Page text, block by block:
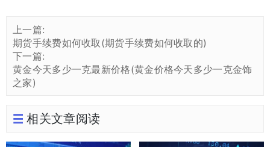
上一篇:
期货手续费如何收取(期货手续费如何收取的)
下一篇:
黄金今天多少一克最新价格(黄金价格今天多少一克金饰
之家)
相关文章阅读